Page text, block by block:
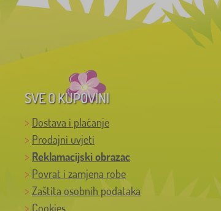
SVE O KUPOVINI
Dostava i plaćanje
Prodajni uvjeti
Reklamacijski obrazac
Povrat i zamjena robe
Zaštita osobnih podataka
Cookies